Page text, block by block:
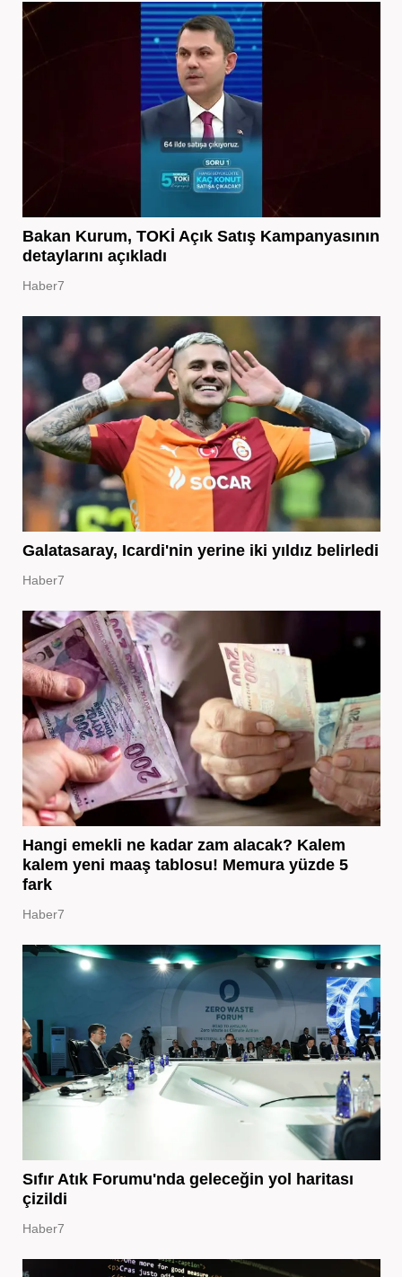
Bakan Kurum, TOKİ Açık Satış Kampanyasının
detaylarını açıkladı
Haber7
Galatasaray, Icardi'nin yerine iki yıldız belirledi
Haber7
Hangi emekli ne kadar zam alacak? Kalem
kalem yeni maaş tablosu! Memura yüzde 5
fark
Haber7
Sıfır Atık Forumu'nda geleceğin yol haritası
çizildi
Haber7